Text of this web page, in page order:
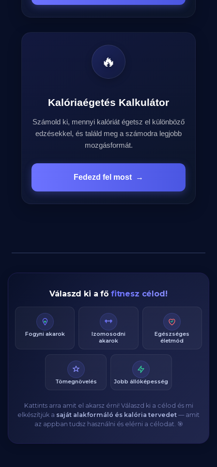
🔥
Kalóriaégetés Kalkulátor
Számold ki, mennyi kalóriát égetsz el különböző
edzésekkel, és találd meg a számodra legjobb
mozgásformát.
Fedezd fel most →
Válaszd ki a fő fitnesz célod!
Fogyni akarok
Izomosodni
akarok
Egészséges
életmód
Tömegnövelés Jobb állóképesség
Kattints arra amit el akarsz érni! Válaszd ki a célod és mi
elkészítjük a saját alakformáló és kalória tervedet — amit
az appban tudsz használni és elérni a célodat. 🎯